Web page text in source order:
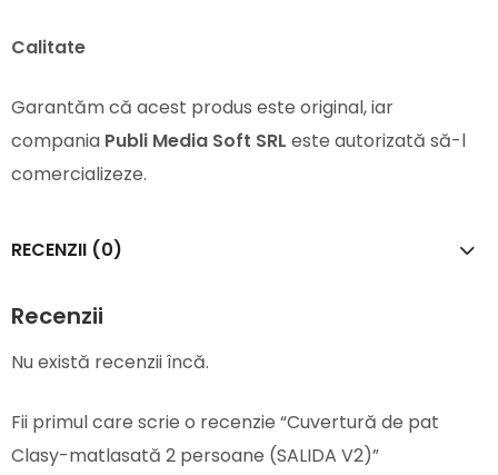
Calitate
Garantăm că acest produs este original, iar
compania Publi Media Soft SRL este autorizată să-l
comercializeze.
RECENZII (0)
Recenzii
Nu există recenzii încă.
Fii primul care scrie o recenzie “Cuvertură de pat
Clasy-matlasată 2 persoane (SALIDA V2)”